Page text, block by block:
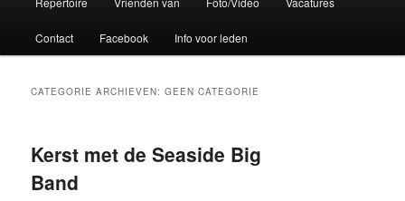
Contact Facebook Info voor leden
CATEGORIE ARCHIEVEN:GEEN CATEGORIE
Kerst met de Seaside Big
Band